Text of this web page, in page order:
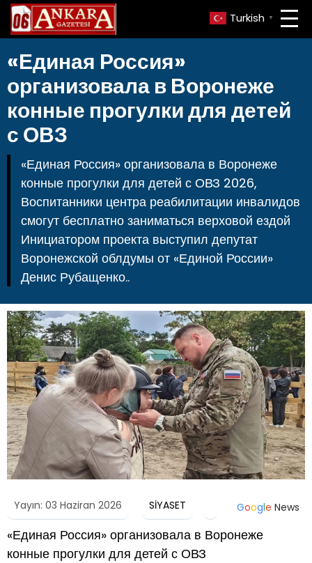
Turkish ▼
«Единая Россия»
организовала в Воронеже
конные прогулки для детей
с ОВЗ
«Единая Россия» организовала в Воронеже
конные прогулки для детей с ОВЗ 2026,
Воспитанники центра реабилитации инвалидов
смогут бесплатно заниматься верховой ездой
Инициатором проекта выступил депутат
Воронежской облдумы от «Единой России»
Денис Рубащенко..
Yayın: 03 Haziran 2026 SİYASET Google News
«Единая Россия» организовала в Воронеже
конные прогулки для детей с ОВЗ